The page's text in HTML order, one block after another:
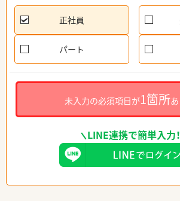
正社員
パート
未入力の必須項目が1箇所
LINE連携で簡単入力！